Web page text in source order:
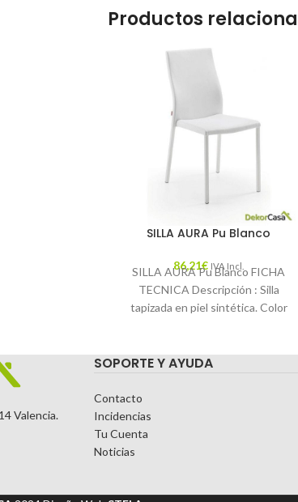
Productos
SILLA AURA Pu Blanco
86,21€ IVA Incl.
SILLA AURA Pu Blanco FICHA
TECNICA Descripción : Silla
tapizada en piel sintética. Color
Valencia.
SOPORTE Y AYUDA
Contacto
Incidencias
Tu Cuenta
Noticias